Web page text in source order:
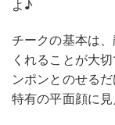
よ♪
チークの基本は
くれることが大
ンポンとのせる
特有の平面顔に見